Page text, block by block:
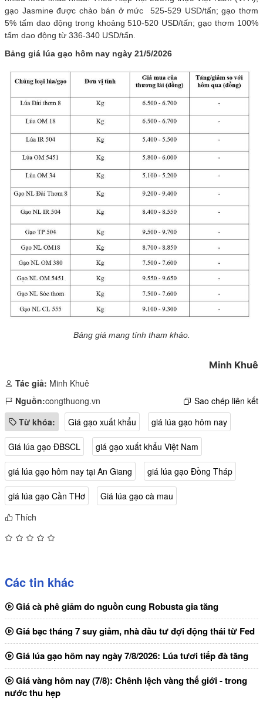
gạo Jasmine được chào bán ở mức 525-529 USD/tấn; gạo thơm
5% tấm dao động trong khoảng 510-520 USD/tấn; gạo thơm 100%
tấm dao động từ 336-340 USD/tấn.
Bảng giá lúa gạo hôm nay ngày 21/5/2026
Bảng giá mang tính tham khảo.
Minh Khuê
Tác giả: Minh Khuê
Nguồn:congthuong.vn
Sao chép liên kết
Từ khóa:
Giá gạo xuất khẩu giá lúa gạo hôm nay
Giá lúa gạo ĐBSCL giá gạo xuất khẩu Việt Nam
giá lúa gạo hôm nay tại An Giang giá lúa gạo Đồng Tháp
giá lúa gạo Cần THơ
Giá lúa gạo cà mau
Thích
Các tin khác
Giá cà phê giảm do nguồn cung Robusta gia tăng
Giá bạc tháng 7 suy giảm, nhà đầu tư đợi động thái từ Fed
Giá lúa gạo hôm nay ngày 7/8/2026: Lúa tươi tiếp đà tăng
Giá vàng hôm nay (7/8): Chênh lệch vàng thế giới - trong
nước thu hẹp